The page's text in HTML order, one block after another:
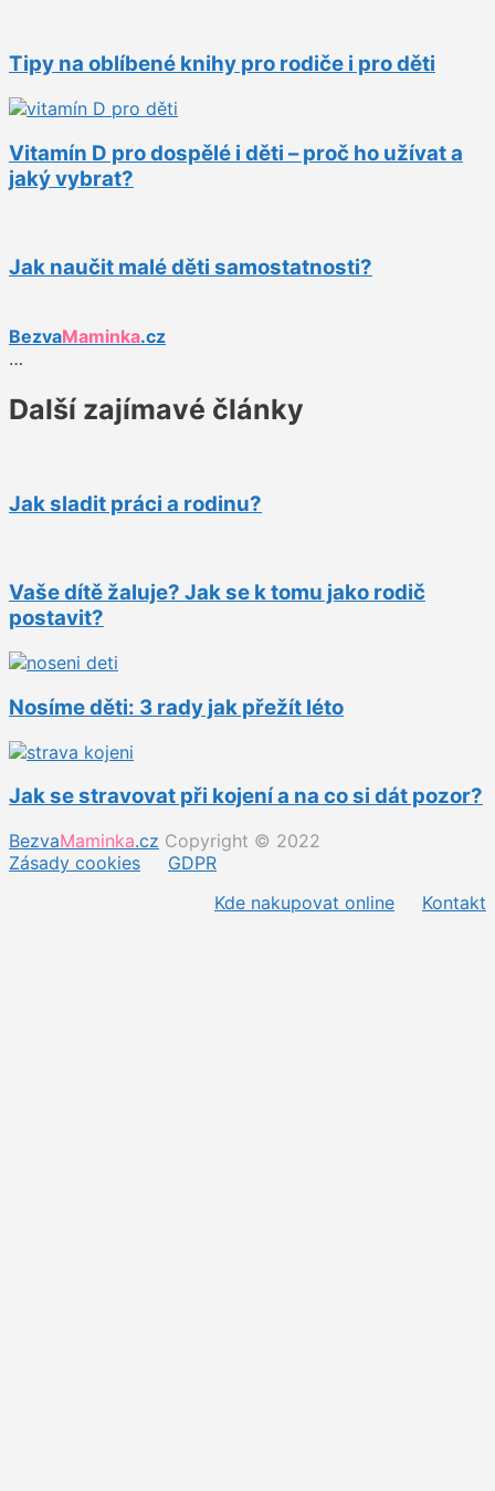
Tipy na oblíbené knihy pro rodiče i pro děti
Vitamín D pro dospělé i děti – proč ho užívat a
jaký vybrat?
Jak naučit malé děti samostatnosti?
BezvaMaminka.cz
…
Další zajímavé články
Jak sladit práci a rodinu?
Vaše dítě žaluje? Jak se k tomu jako rodič
postavit?
Nosíme děti: 3 rady jak přežít léto
Jak se stravovat při kojení a na co si dát pozor?
BezvaMaminka.cz Copyright © 2022
Zásady cookies
GDPR
Kde nakupovat online
Kontakt